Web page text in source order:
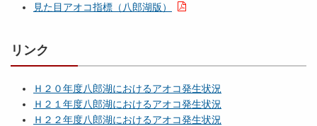
見た目アオコ指標（八郎湖版）
リンク
Ｈ２０年度八郎湖におけるアオコ発生状況
Ｈ２１年度八郎湖におけるアオコ発生状況
Ｈ２２年度八郎湖におけるアオコ発生状況